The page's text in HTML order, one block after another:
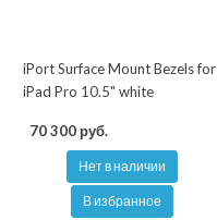
iPort Surface Mount Bezels for
iPad Pro 10.5" white
70 300 руб.
Нет в наличии
В избранное